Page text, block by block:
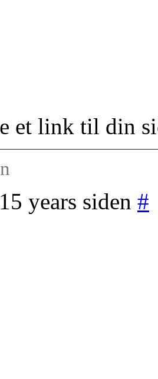
et link til din
years siden #